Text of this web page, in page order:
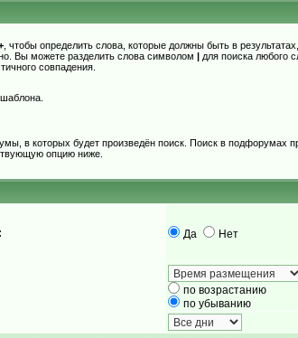
, чтобы определить слова, которые должны быть в
Вы можете разделить слова символом | для поиска любого
совпадения.
в которых будет произведён поиск. Поиск в подфорумах
опцию ниже.
Да Нет
по возрастанию
по убыванию